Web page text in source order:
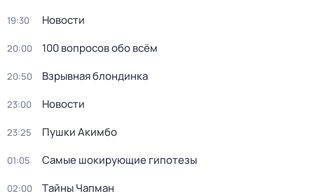
19:30 Новости
20:00 100 вопросов обо всём
20:50 Взрывная блондинка
23:00 Новости
23:25 Пушки Акимбо
01:05 Самые шoкиpующие гипотезы
02:00 Тaйны Чапман